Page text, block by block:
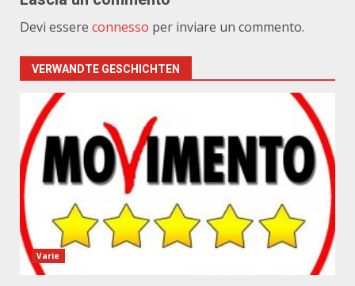
Devi essere connesso per inviare un commento.
VERWANDTE GESCHICHTEN
Varie